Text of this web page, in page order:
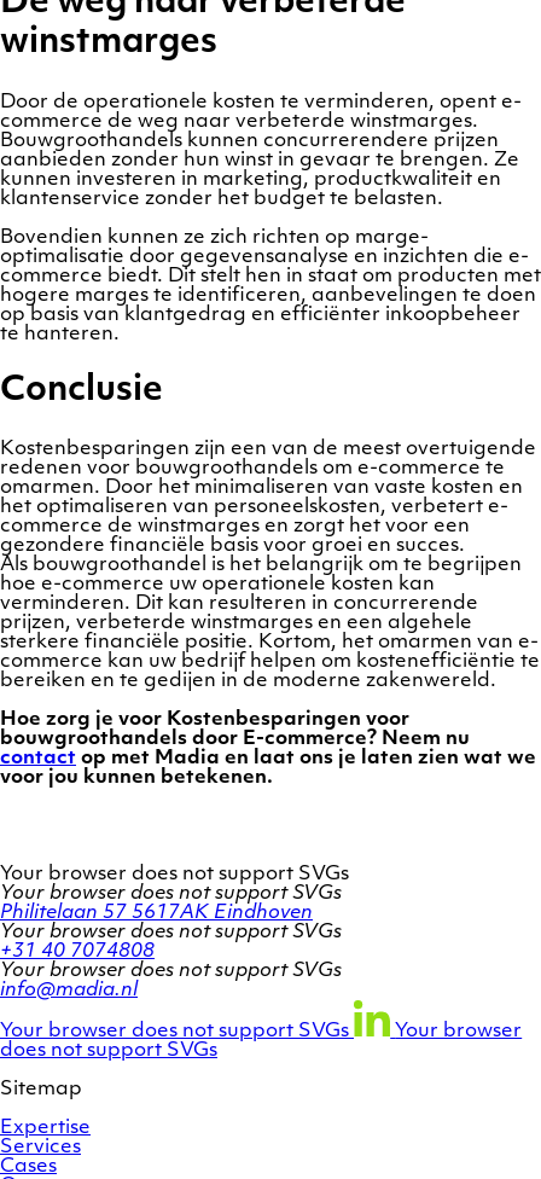
winstmarges
Door de operationele kosten te verminderen, opent e-
commerce de weg naar verbeterde winstmarges.
Bouwgroothandels kunnen concurrerendere prijzen
aanbieden zonder hun winst in gevaar te brengen. Ze
kunnen investeren in marketing, productkwaliteit en
klantenservice zonder het budget te belasten.
Bovendien kunnen ze zich richten op marge-
optimalisatie door gegevensanalyse en inzichten die e-
commerce biedt. Dit stelt hen in staat om producten met
hogere marges te identificeren, aanbevelingen te doen
op basis van klantgedrag en efficiënter inkoopbeheer
te hanteren.
Conclusie
Kostenbesparingen zijn een van de meest overtuigende
redenen voor bouwgroothandels om e-commerce te
omarmen. Door het minimaliseren van vaste kosten en
het optimaliseren van personeelskosten, verbetert e-
commerce de winstmarges en zorgt het voor een
gezondere financiële basis voor groei en succes.
Als bouwgroothandel is het belangrijk om te begrijpen
hoe e-commerce uw operationele kosten kan
verminderen. Dit kan resulteren in concurrerende
prijzen, verbeterde winstmarges en een algehele
sterkere financiële positie. Kortom, het omarmen van e-
commerce kan uw bedrijf helpen om kostenefficiëntie te
bereiken en te gedijen in de moderne zakenwereld.
Hoe zorg je voor Kostenbesparingen voor
bouwgroothandels door E-commerce? Neem nu
contact op met Madia en laat ons je laten zien wat we
voor jou kunnen betekenen.
Your browser does not support SVGs
Your browser does not support SVGs
Philitelaan 57 5617AK Eindhoven
Your browser does not support SVGs
+31 40 7074808
Your browser does not support SVGs
info@madia.nl
account
Your browser does not support SVGs
LinkedIn
profileprofile
Your browser
does not support SVGs
Sitemap
Expertise
Services
Cases